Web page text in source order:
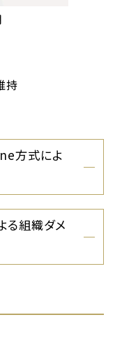
持
方式によ
る組織ダメ